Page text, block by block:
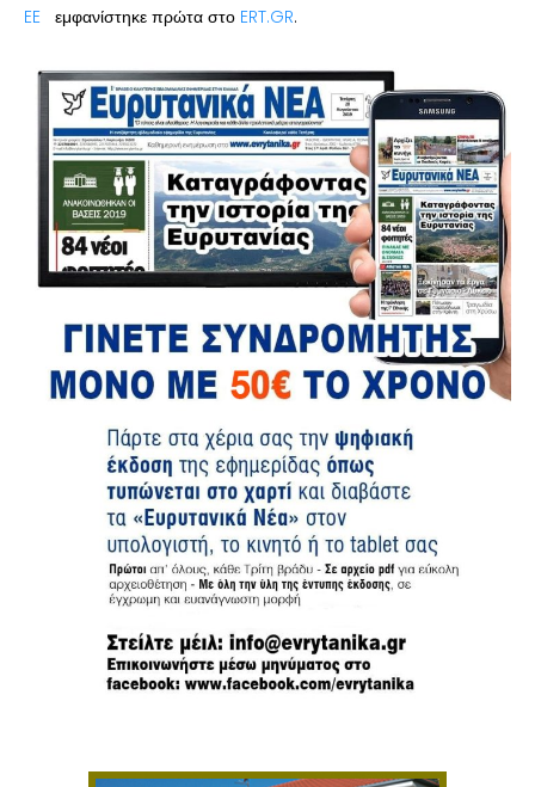
EE εμφανίστηκε πρώτα στο ERT.GR.